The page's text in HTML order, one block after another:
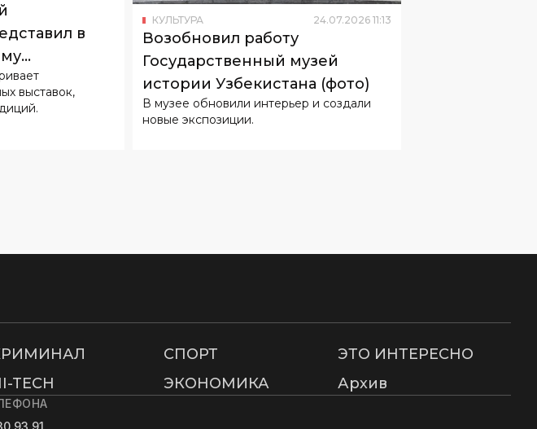
в
музеями
выставок,
КУЛЬТУРА 24.07.2026 11:13
Возобновил работу
Государственный музей
истории Узбекистана (фото)
В музее обновили интерьер и создали
новые экспозиции.
СПОРТ
ЭТО ИНТЕРЕСНО
TECH ЭКОНОМИКА Архив